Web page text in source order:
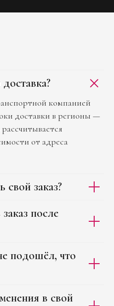
компанией
доставки в регионы —
от адреса
свой заказ?
после
подошёл, что
в свой